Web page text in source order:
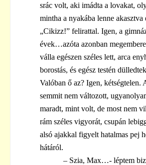
srác volt, aki imádta a lovakat,
mintha a nyakába lenne akasztva
„Cikizz!” felirattal. Igen, a
évek…azóta azonban
válla egészen széles lett, arca
borostás, és egész testén
Valóban ő az? Igen, kétségtelen.
semmit nem változott,
maradt, mint volt, de most nem
rám széles vigyorát, csupán
alsó ajakkal figyelt hatalmas pej
hátáról.
– Szia, Max…- léptem